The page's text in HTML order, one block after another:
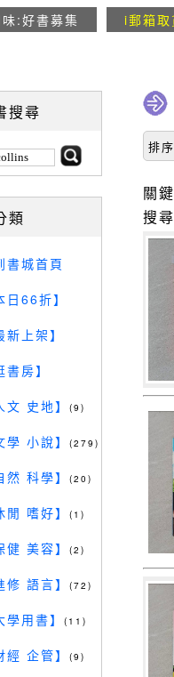
:好書募集 i郵箱取
搜尋
類
書城首頁
日66折】
新上架】
書房】
文 史地】
(9)
學 小說】 (279)
然 科學】 (20)
閒 嗜好】 (1)
健 美容】 (2)
修 語言】 (72)
學用書】 (11)
經 企管】 (9)
排
關
搜